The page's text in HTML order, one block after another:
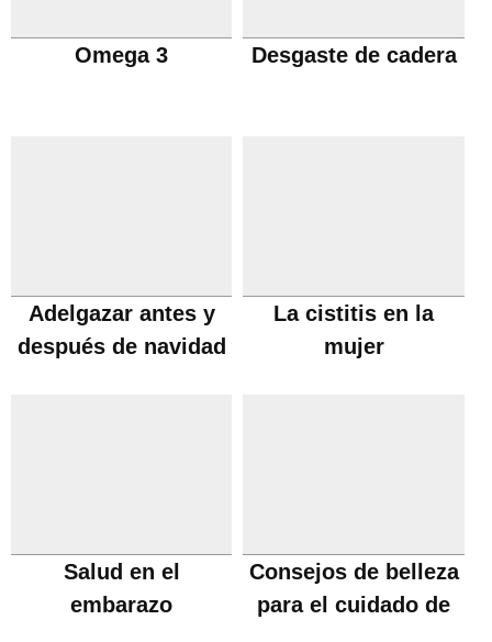
Omega 3 Desgaste de cadera
Adelgazar antes y
después de navidad
La cistitis en la
mujer
Salud en el
embarazo
Consejos de belleza
para el cuidado de